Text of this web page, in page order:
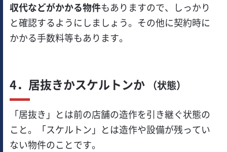
収代などがかかる物件もありますので、しっかり
と確認するようにしましょう。その他に契約時に
かかる手数料等もあります。
4．居抜きかスケルトンか （状態）
「居抜き」とは前の店舗の造作を引き継ぐ状態の
こと。「スケルトン」とは造作や設備が残ってい
ない物件のことです。